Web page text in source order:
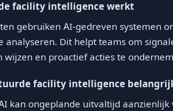
facility intelligence werkt
gebruiken AI-gedreven systemen
analyseren. Dit helpt teams om
wijzen en proactief acties te
facility intelligence
kan ongeplande uitvaltijd